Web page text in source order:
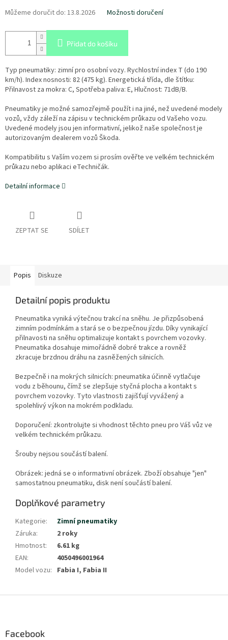
Můžeme doručit do: 13.8.2026 Možnosti doručení
Přidat do košíku
Typ pneumatiky: zimní pro osobní vozy. Rychlostní index T (do 190
km/h). Index nosnosti: 82 (475 kg). Energetická třída, dle štítku:
Přilnavost za mokra: C, Spotřeba paliva: E, Hlučnost: 71dB/B.
Pneumatiky je možné samozřejmě použít i na jiné, než uvedené modely
vozů, vždy záleží na zápisu v technickém průkazu od Vašeho vozu.
Uvedené modely jsou jen informativní, jelikož naše společnost je
autorizovaným dealerem vozů Škoda.
Kompatibilitu s Vaším vozem si prosím ověřte ve velkém technickém
průkazu nebo aplikaci eTechničák.
Detailní informace
ZEPTAT SE SDÍLET
Popis Diskuze
Detailní popis produktu
Pneumatika vyniká výtečnou trakcí na sněhu. Je přizpůsobená
zimním podmínkám a stará se o bezpečnou jízdu. Díky vynikající
přilnavosti na sněhu optimalizuje kontakt s povrchem vozovky.
Pneumatika dosahuje mimořádně dobré trakce a rovněž
zkracuje brzdnou dráhu na zasněžených silnicích.
Bezpečně i na mokrých silnicích: pneumatika účinně vytlačuje
vodu z běhounu, čímž se zlepšuje styčná plocha a kontakt s
povrchem vozovky. Tyto vlastnosti zajišťují vyvážený a
spolehlivý výkon na mokrém podkladu.
Doporučení: zkontrolujte si vhodnost těchto pneu pro Váš vůz ve
velkém technickém průkazu.
Šrouby nejsou součástí balení.
Obrázek: jedná se o informativní obrázek. Zboží obsahuje "jen"
samostatnou pneumatiku, disk není součástí balení.
Doplňkové parametry
Kategorie:
Zimní pneumatiky
Záruka:
2 roky
Hmotnost:
6.61 kg
EAN:
4050496001964
Model vozu: Fabia I, Fabia II
Facebook